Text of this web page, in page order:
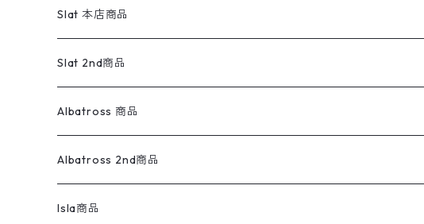
レザー
スラックス
オーバーオール・つなぎ
リーバイス
Military
テーラードジャケット
ウールジャケット
ダウンジャケット
レザージャケット
Otherジャケット
柄シャツ
ワークシャツ
ロゴスウェット
セーター・カーディガン
アランセーター
ウールセーター
フリース
ワークパンツ
コーデュロイパンツ
オーバーオール・つなぎ
ショーツ
Otherパンツ
半袖
スウェット
ニット
ジャケット
スカート
パンツ(w30以下)
22.5cm
23cm
23.5cm
24cm
24.5cm
バンダナ
Slat 本店商品
Outer
Tee
Shirts
S/S Shirts
Sweat Shirts
Slat 2nd商品
アウター
ハンティングジャケット
アウトドアジャケット
長袖シャツ
アウトドアシャツ
半袖シャツ
Albatross 商品
Vintage sweater
Outer
Albatross 2nd商品
70sアイテム
Isla商品